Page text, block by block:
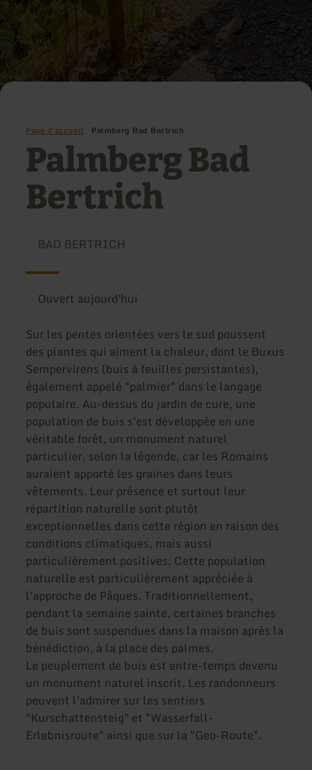
Page d'accueil Palmberg Bad Bertrich
Palmberg Bad
Bertrich
BAD BERTRICH
Ouvert aujourd'hui
Sur les pentes orientées vers le sud poussent
des plantes qui aiment la chaleur, dont le Buxus
Sempervirens (buis à feuilles persistantes),
également appelé "palmier" dans le langage
populaire. Au-dessus du jardin de cure, une
population de buis s'est développée en une
véritable forêt, un monument naturel
particulier, selon la légende, car les Romains
auraient apporté les graines dans leurs
vêtements. Leur présence et surtout leur
répartition naturelle sont plutôt
exceptionnelles dans cette région en raison des
conditions climatiques, mais aussi
particulièrement positives. Cette population
naturelle est particulièrement appréciée à
l'approche de Pâques. Traditionnellement,
pendant la semaine sainte, certaines branches
de buis sont suspendues dans la maison après la
bénédiction, à la place des palmes.
Le peuplement de buis est entre-temps devenu
un monument naturel inscrit. Les randonneurs
peuvent l'admirer sur les sentiers
"Kurschattensteig" et "Wasserfall-
Erlebnisroute" ainsi que sur la "Geo-Route".